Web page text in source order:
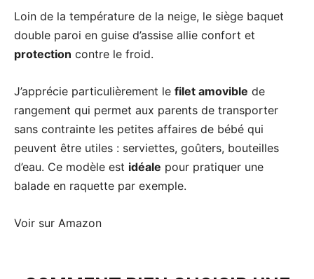
Loin de la température de la neige, le siège baquet
double paroi en guise d’assise allie confort et
protection contre le froid.
J’apprécie particulièrement le filet amovible de
rangement qui permet aux parents de transporter
sans contrainte les petites affaires de bébé qui
peuvent être utiles : serviettes, goûters, bouteilles
d’eau. Ce modèle est idéale pour pratiquer une
balade en raquette par exemple.
Voir sur Amazon